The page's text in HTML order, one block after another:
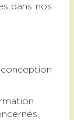
dans nos